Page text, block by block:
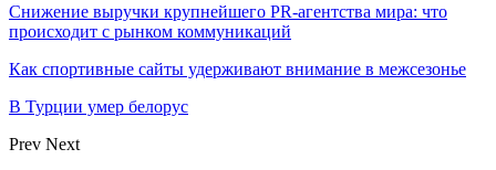
Снижение выручки крупнейшего PR-агентства мира: что
происходит с рынком коммуникаций
Как спортивные сайты удерживают внимание в межсезонье
В Турции умер белорус
Prev Next